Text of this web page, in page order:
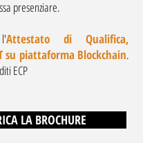
presenziare.
Attestato di Qualifica,
su piattaforma Blockchain.
ECP
LA BROCHURE